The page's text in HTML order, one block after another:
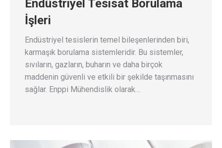
Endüstriyel Tesisat Borulama
İşleri
Endüstriyel tesislerin temel bileşenlerinden biri,
karmaşık borulama sistemleridir. Bu sistemler,
sıvıların, gazların, buharın ve daha birçok
maddenin güvenli ve etkili bir şekilde taşınmasını
sağlar. Enppi Mühendislik olarak…